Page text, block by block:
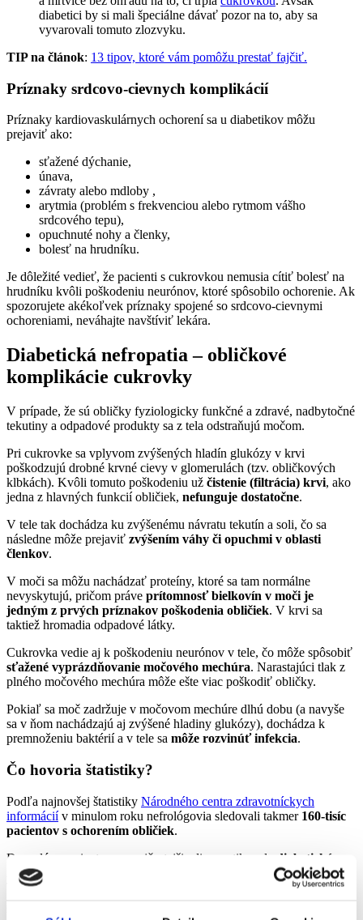
diabetici by si mali špeciálne dávať pozor na to, aby sa
vyvarovali tomuto zlozvyku.
TIP na článok: 13 tipov, ktoré vám pomôžu prestať fajčiť.
Príznaky srdcovo-cievnych komplikácií
Príznaky kardiovaskulárnych ochorení sa u diabetikov môžu
prejaviť ako:
sťažené dýchanie,
únava,
závraty alebo mdloby ,
arytmia (problém s frekvenciou alebo rytmom vášho
srdcového tepu),
opuchnuté nohy a členky,
bolesť na hrudníku.
Je dôležité vedieť, že pacienti s cukrovkou nemusia cítiť bolesť na
hrudníku kvôli poškodeniu neurónov, ktoré spôsobilo ochorenie. Ak
spozorujete akékoľvek príznaky spojené so srdcovo-cievnymi
ochoreniami, neváhajte navštíviť lekára.
Diabetická nefropatia – obličkové
komplikácie cukrovky
V prípade, že sú obličky fyziologicky funkčné a zdravé, nadbytočné
tekutiny a odpadové produkty sa z tela odstraňujú močom.
Pri cukrovke sa vplyvom zvýšených hladín glukózy v krvi
poškodzujú drobné krvné cievy v glomerulách (tzv. obličkových
klbkách). Kvôli tomuto poškodeniu už čistenie (filtrácia) krvi, ako
jedna z hlavných funkcií obličiek, nefunguje dostatočne.
V tele tak dochádza ku zvýšenému návratu tekutín a soli, čo sa
následne môže prejaviť zvýšením váhy či opuchmi v oblasti
členkov.
V moči sa môžu nachádzať proteíny, ktoré sa tam normálne
nevyskytujú, pričom práve prítomnosť bielkovín v moči je
jedným z prvých príznakov poškodenia obličiek. V krvi sa
taktiež hromadia odpadové látky.
Cukrovka vedie aj k poškodeniu neurónov v tele, čo môže spôsobiť
sťažené vyprázdňovanie močového mechúra. Narastajúci tlak z
plného močového mechúra môže ešte viac poškodiť obličky.
Pokiaľ sa moč zadržuje v močovom mechúre dlhú dobu (a navyše
sa v ňom nachádzajú aj zvýšené hladiny glukózy), dochádza k
premnoženiu baktérií a v tele sa môže rozvinúť infekcia.
Čo hovoria štatistiky?
Podľa najnovšej štatistiky Národného centra zdravotníckych
informáciív minulom roku nefrológovia sledovali takmer 160-tisíc
pacientov s ochorením obličiek.
Dospelým pacientom sa najčastejšie diagnostikovala
diabetická
nefropatia
– chronické ochorenie obličiek spôsobené cukrovkou.
Táto diagnóza bola zároveň aj najčastejším dôvodom pre zahájenie
pravidelnej dialyzačnej liečby (viac ako tretina všetkých pacientov
boli diabetici). Vlani lekári na Slovensku transplantovali obličky 105